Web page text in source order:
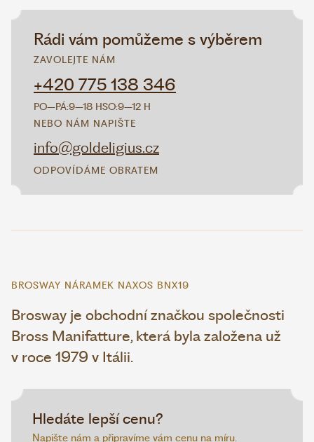
Rádi vám pomůžeme s výběrem
ZAVOLEJTE NÁM
+420 775 138 346
PO–PÁ:9–18 HSO:9–12 H
NEBO NÁM NAPIŠTE
info@goldeligius.cz
ODPOVÍDÁME OBRATEM
BROSWAY NÁRAMEK NAXOS BNX19
Brosway je obchodní značkou společnosti
Bross Manifatture, která byla založena už
v roce 1979 v Itálii.
Hledáte lepší cenu?
Napište nám a připravíme vám cenu na míru.